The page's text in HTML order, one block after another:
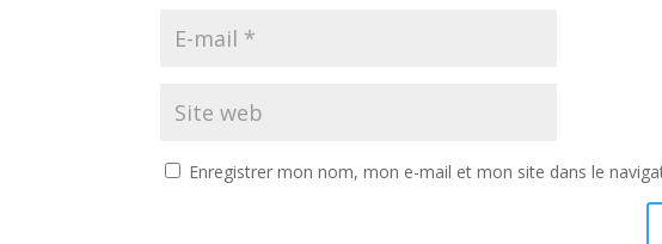
Enregistrer mon nom, mon e-mail et mon site dans le